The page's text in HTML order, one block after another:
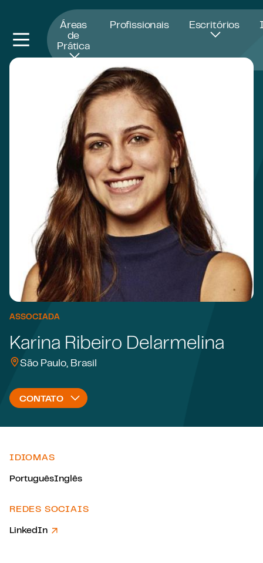
Áreas
de
Prática
Profissionais Escritórios
ASSOCIADA
Karina Ribeiro Delarmelina
São Paulo, Brasil
CONTATO
IDIOMAS
PortuguêsInglês
REDES SOCIAIS
LinkedIn
Abre numa nova janela